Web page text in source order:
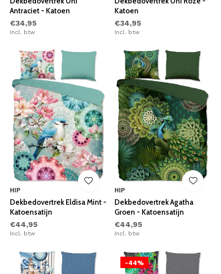
Antraciet - Katoen
€34,95
Incl. btw
Katoen
€34,95
Incl. btw
HIP
Dekbedovertrek Eldisa Mint -
Katoensatijn
€44,95
Incl. btw
HIP
Dekbedovertrek Agatha
Groen - Katoensatijn
€44,95
Incl. btw
-44%